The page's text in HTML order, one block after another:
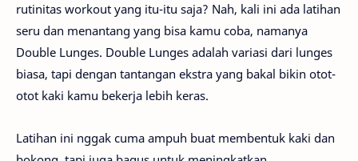
rutinitas workout yang itu-itu saja? Nah, kali ini ada latihan
seru dan menantang yang bisa kamu coba, namanya
Double Lunges. Double Lunges adalah variasi dari lunges
biasa, tapi dengan tantangan ekstra yang bakal bikin otot-
otot kaki kamu bekerja lebih keras.
Latihan ini nggak cuma ampuh buat membentuk kaki dan